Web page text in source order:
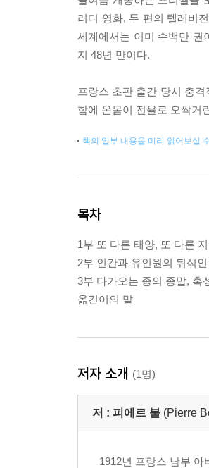
러디 영화, 두 편의 텔레비
세계에서는 이미 수백만 권
지 48년 만이다.
프랑스 초판 출간 당시 충
함에 온몸이 전율로 오싹거
책의 일부 내용을 미리 읽어보실
목차
1부 또 다른 태양, 또 다른
2부 인간과 유인원의 뒤섞인
3부 다가오는 종의 종말, 혹
옮긴이의 말
저자 소개 (1명)
저 : 피에르 불 (Pierre
1912년 프랑스 남부